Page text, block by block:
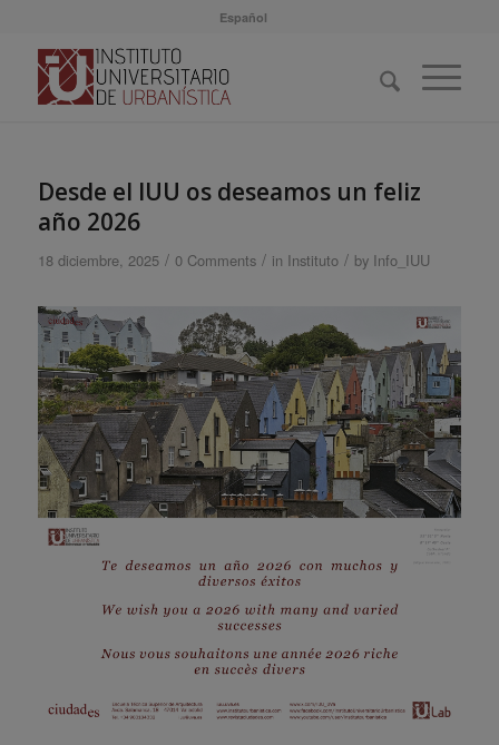
Español
Desde el IUU os deseamos un feliz
año 2026
18 diciembre, 2025 / 0 Comments / in Instituto / by Info_IUU